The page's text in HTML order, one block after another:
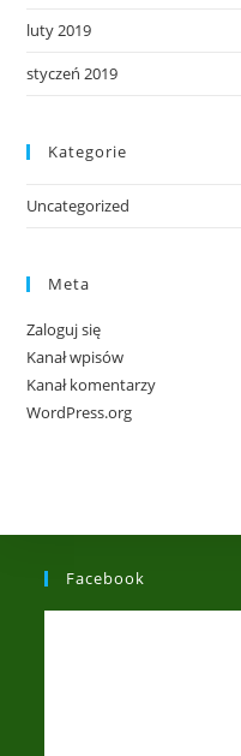
luty 2019
styczeń 2019
Kategorie
Uncategorized
Meta
Zaloguj się
Kanał wpisów
Kanał komentarzy
WordPress.org
Facebook